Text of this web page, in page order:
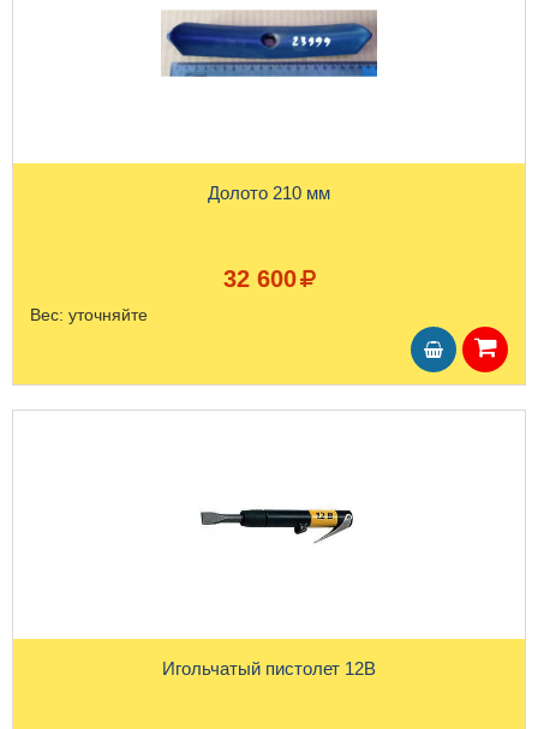
Долото 210 мм
32 600
Вес: уточняйте
Игольчатый пистолет 12B